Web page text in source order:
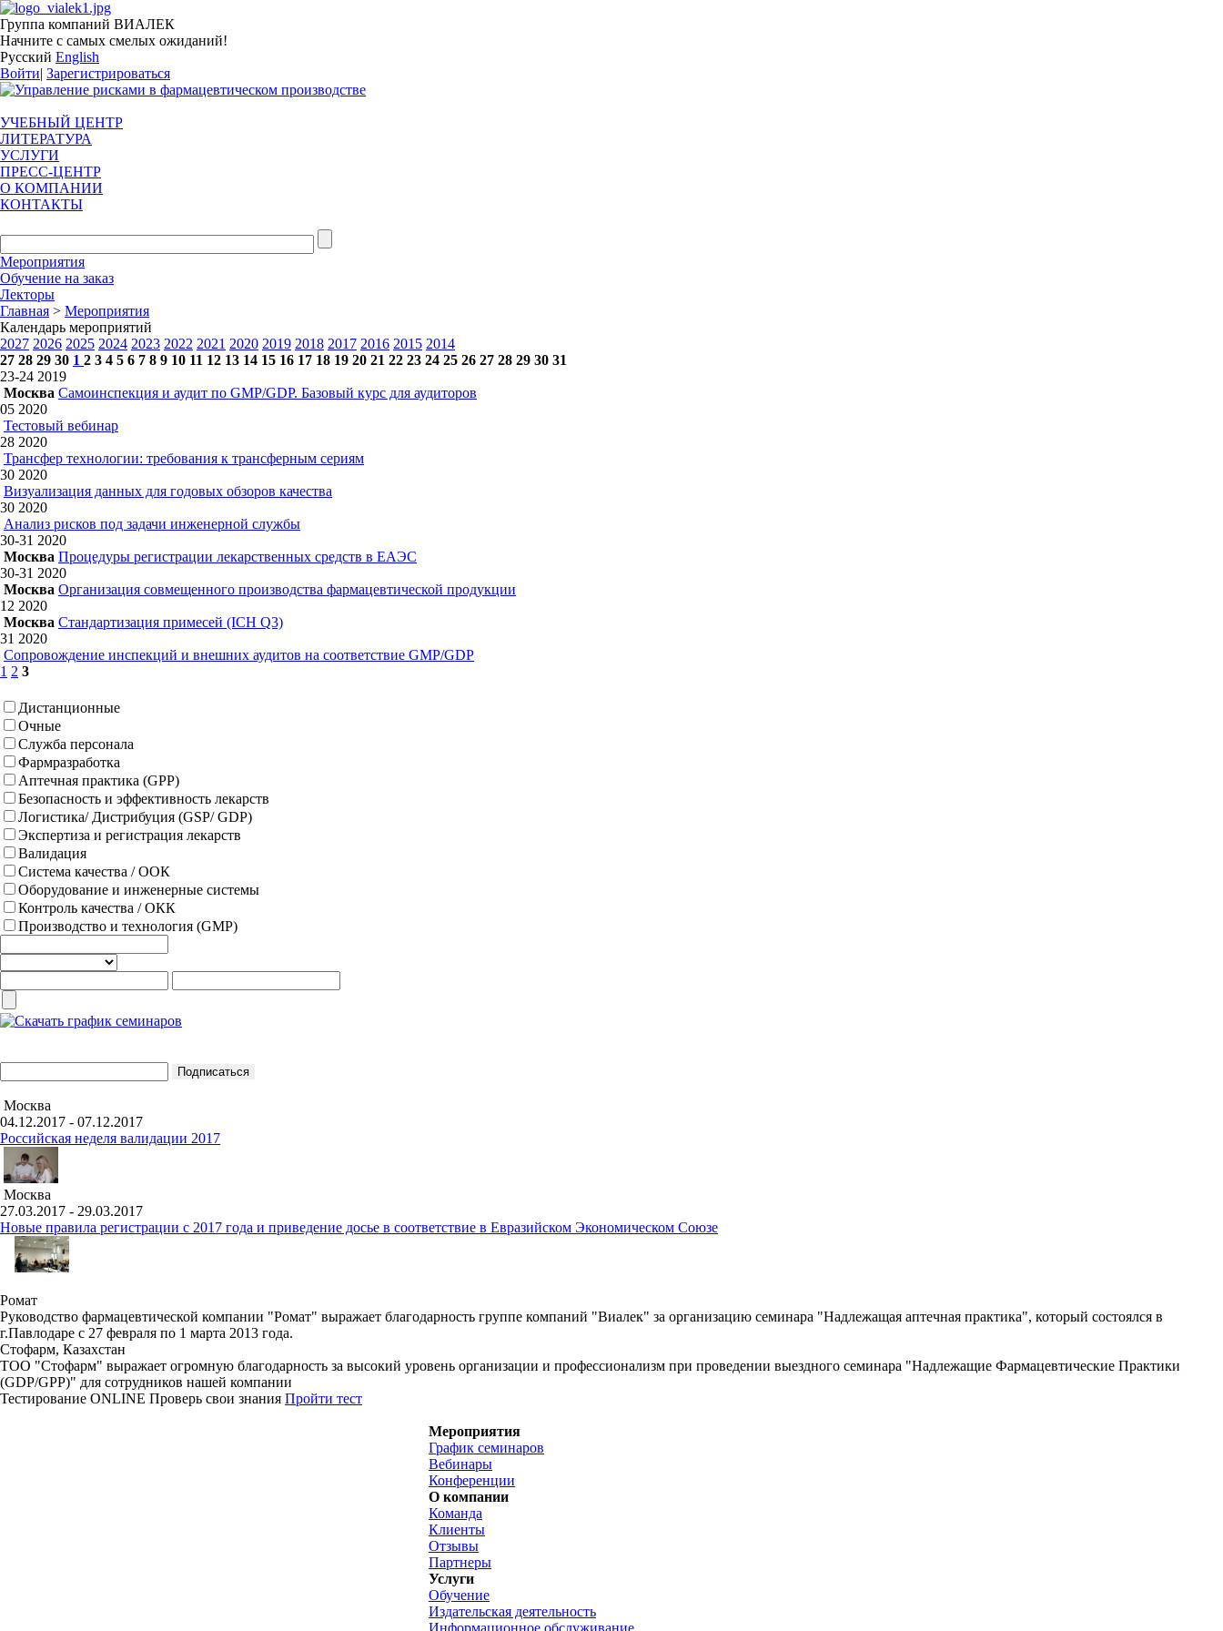
Группа компаний ВИАЛЕК
Начните с самых смелых ожиданий!
Русский English
Войти| Зарегистрироваться
УЧЕБНЫЙ ЦЕНТР
ЛИТЕРАТУРА
УСЛУГИ
ПРЕСС-ЦЕНТР
О КОМПАНИИ
КОНТАКТЫ
Мероприятия
Обучение на заказ
Лекторы
Главная > Мероприятия
Календарь мероприятий
2027 2026 2025 2024 2023 2022 2021 2020 2019 2018 2017 2016 2015 2014
27 28 29 30 1 2 3 4 5 6 7 8 9 10 11 12 13 14 15 16 17 18 19 20 21 22 23 24 25 26 27 28 29 30 31
23-24 2019
Москва Самоинспекция и аудит по GMP/GDP. Базовый курс для аудиторов
05 2020
Тестовый вебинар
28 2020
Трансфер технологии: требования к трансферным сериям
30 2020
Визуализация данных для годовых обзоров качества
30 2020
Анализ рисков под задачи инженерной службы
30-31 2020
Москва Процедуры регистрации лекарственных средств в ЕАЭС
30-31 2020
Москва Организация совмещенного производства фармацевтической продукции
12 2020
Москва Стандартизация примесей (ICH Q3)
31 2020
Сопровождение инспекций и внешних аудитов на соответствие GMP/GDP
1 2 3
Дистанционные
Очные
Служба персонала
Фармразработка
Аптечная практика (GPP)
Безопасность и эффективность лекарств
Логистика/ Дистрибуция (GSP/ GDP)
Экспертиза и регистрация лекарств
Валидация
Система качества / ООК
Оборудование и инженерные системы
Контроль качества / ОКК
Производство и технология (GMP)
Москва
04.12.2017 - 07.12.2017
Российская неделя валидации 2017
Москва
27.03.2017 - 29.03.2017
Новые правила регистрации c 2017 года и приведение досье в соответствие в Евразийском Экономическом Союзе
Ромат
Руководство фармацевтической компании "Ромат" выражает благодарность группе компаний "Виалек" за организацию семинара "Надлежащая аптечная практика", который состоялся в
г.Павлодаре с 27 февраля по 1 марта 2013 года.
Стофарм, Казахстан
ТОО "Стофарм" выражает огромную благодарность за высокий уровень организации и профессионализм при проведении выездного семинара "Надлежащие Фармацевтические Практики
(GDP/GPP)" для сотрудников нашей компании
Тестирование ONLINE Проверь свои знания Пройти тест
Мероприятия
График семинаров
Вебинары
Конференции
О компании
Команда
Клиенты
Отзывы
Партнеры
Услуги
Обучение
Издательская деятельность
Информационное обслуживание